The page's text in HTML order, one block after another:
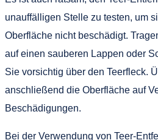
unauffälligen Stelle zu testen, um
Oberfläche nicht beschädigt.
auf einen sauberen Lappen oder
Sie vorsichtig über den Teerfleck.
anschließend die Oberfläche auf
Beschädigungen.
Bei der Verwendung von Teer-